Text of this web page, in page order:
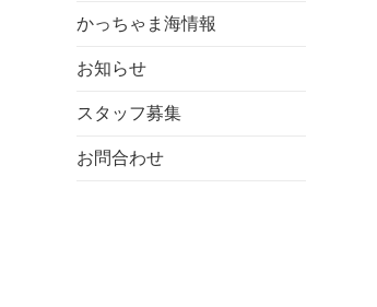
かっちゃま海情報
お知らせ
スタッフ募集
お問合わせ